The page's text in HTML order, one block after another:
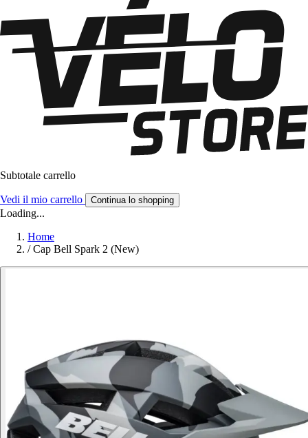
Subtotale carrello
Vedi il mio carrello Continua lo shopping
Loading...
Home
/ Cap Bell Spark 2 (New)